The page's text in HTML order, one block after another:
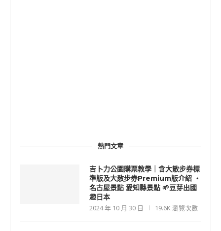
熱門文章
吉卜力公園購票教學｜含大散步券標
準版及大散步券Premium版介紹 ‧
名古屋景點 愛知縣景點 🌱豆芽出國
趣日本
2024 年 10 月 30 日
19.6K 瀏覽次數